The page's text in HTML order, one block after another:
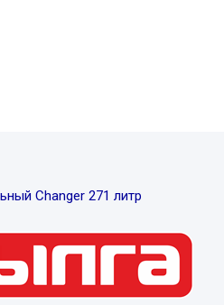
Changer 271 литр